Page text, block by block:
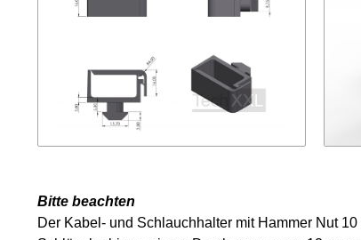
Bitte beachten
Der Kabel- und Schlauchhalter mit Hammer Nut